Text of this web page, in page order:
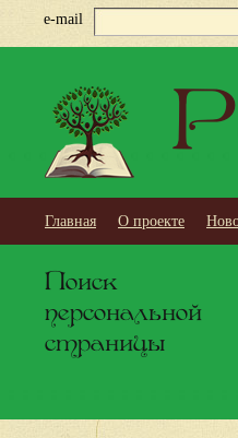
e-mail
Главная О проекте
Поиск
персональной
страницы